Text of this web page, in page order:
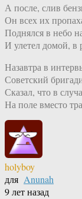
А после, слив
Он всех их
Поднялся в небо
И улетел домой, в
Назавтра в
Советский
Сказал, что в
На поле вместо
holyboy
для Anunah
9 лет назад